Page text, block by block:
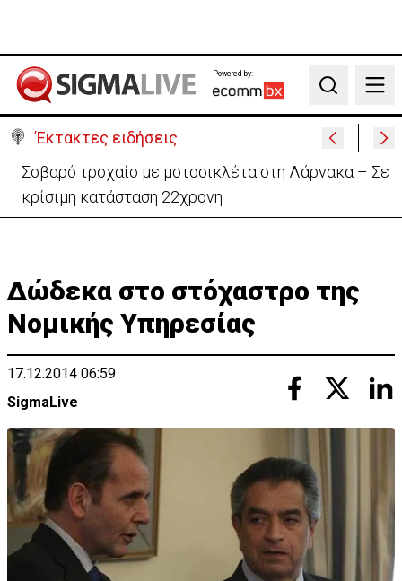
Powered by:
Search
Έκτακτες ειδήσεις
Συγκίνησε η Αναστασία Ισαάκ: «Mου στέρησαν την
αγκαλιά του πατέρα μου»
Δώδεκα στο στόχαστρο της
Νομικής Υπηρεσίας
17.12.2014 06:59
SigmaLive